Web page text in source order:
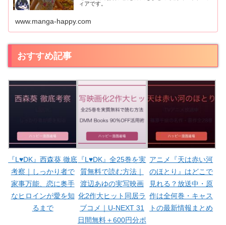
ィアです。
www.manga-happy.com
おすすめ記事
『L♥DK』西森葵 徹底
考察｜しっかり者で
家事万能、恋に奥手
なヒロインが愛を知
るまで
『L♥DK』全25巻を実
質無料で読む方法｜
渡辺あゆの実写映画
化2作大ヒット同居ラ
ブコメ｜U-NEXT 31
日間無料＋600円分ポ
アニメ『天は赤い河
のほとり』はどこで
見れる？放送中・原
作は全何巻・キャス
トの最新情報まとめ